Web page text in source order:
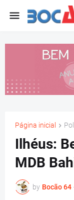
Página inicial
Ilhéus:
MDB
by Bocão 64